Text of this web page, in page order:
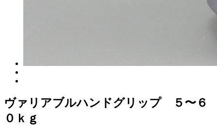
ヴァリアブルハンドグリップ ５〜６
０ｋｇ